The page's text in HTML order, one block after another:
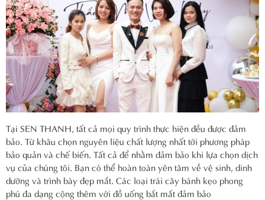
Tại SEN THANH, tất cả mọi quy trình thực hiện đều được đảm
bảo. Từ khâu chọn nguyên liệu chất lượng nhất tới phương pháp
bảo quản và chế biến. Tất cả để nhằm đảm bảo khi lựa chọn dịch
vụ của chúng tôi. Bạn có thể hoàn toàn yên tâm về vệ sinh, dinh
dưỡng và trình bày đẹp mắt. Các loại trái cây bánh kẹo phong
phú đa dạng cộng thêm với đồ uống bắt mắt đảm bảo